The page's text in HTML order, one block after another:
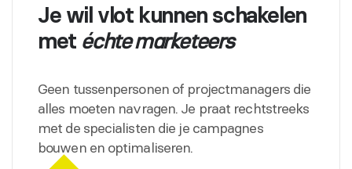
Je wil vlot kunnen schakelen
met échte marketeers
Geen tussenpersonen of projectmanagers die
alles moeten navragen. Je praat rechtstreeks
met de specialisten die je campagnes
bouwen en optimaliseren.